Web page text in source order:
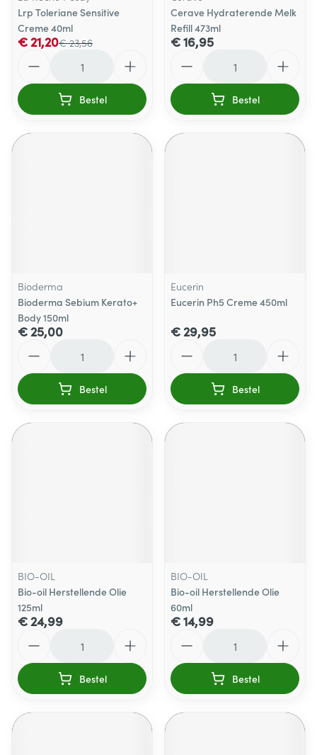
Lrp Toleriane Sensitive
Creme 40ml
€ 23,56
€ 21,20
Bestel
Cerave Hydraterende Melk
Refill 473ml
€ 16,95
Bestel
Bioderma
Bioderma Sebium Kerato+
Body 150ml
€ 25,00
Bestel
Eucerin
Eucerin Ph5 Creme 450ml
€ 29,95
Bestel
BIO-OIL
Bio-oil Herstellende Olie
125ml
€ 24,99
Bestel
BIO-OIL
Bio-oil Herstellende Olie
60ml
€ 14,99
Bestel